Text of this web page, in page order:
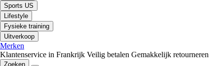
Sports US
Lifestyle
Fysieke training
Uitverkoop
Merken
Klantenservice in Frankrijk Veilig betalen Gemakkelijk retourneren
Zoeken